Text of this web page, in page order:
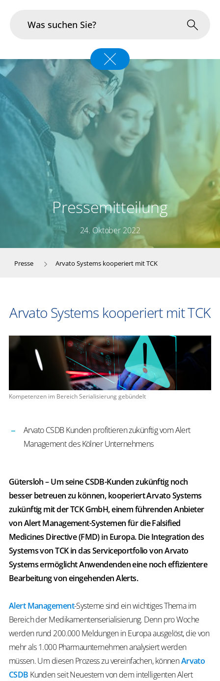
Branchen
Im Fokus
Portfolio
Infrastruktur & Betrieb
Pressemitteilung
24. Oktober 2022
Presse Arvato Systems kooperiert mit TCK
Arvato Systems kooperiert mit TCK
Kompetenzen im Bereich Serialisierung gebündelt
Arvato CSDB Kunden profitieren zukünftig vom Alert
Management des Kölner Unternehmens
Gütersloh – Um seine CSDB-Kunden zukünftig noch
besser betreuen zu können, kooperiert Arvato Systems
zukünftig mit der TCK GmbH, einem führenden Anbieter
von Alert Management-Systemen für die Falsified
Medicines Directive (FMD) in Europa. Die Integration des
Systems von TCK in das Serviceportfolio von Arvato
Systems ermöglicht Anwendenden eine noch effizientere
Bearbeitung von eingehenden Alerts.
Alert­ Management-Systeme sind ein wichtiges Thema im
Bereich der Medikamentenserialisierung. Denn pro Woche
werden rund 200.000 Meldungen in Europa ausgelöst, die von
mehr als 1.000 Pharmaunternehmen analysiert werden
müssen. Um diesen Prozess zu vereinfachen, könnenArvato
CSDB Kunden seit Neuestem von dem intelligenten Alert